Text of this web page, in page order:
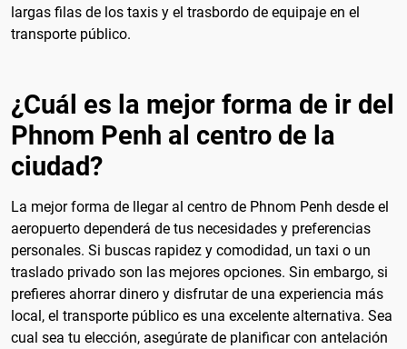
largas filas de los taxis y el trasbordo de equipaje en el
transporte público.
¿Cuál es la mejor forma de ir del
Phnom Penh al centro de la
ciudad?
La mejor forma de llegar al centro de Phnom Penh desde el
aeropuerto dependerá de tus necesidades y preferencias
personales. Si buscas rapidez y comodidad, un taxi o un
traslado privado son las mejores opciones. Sin embargo, si
prefieres ahorrar dinero y disfrutar de una experiencia más
local, el transporte público es una excelente alternativa. Sea
cual sea tu elección, asegúrate de planificar con antelación